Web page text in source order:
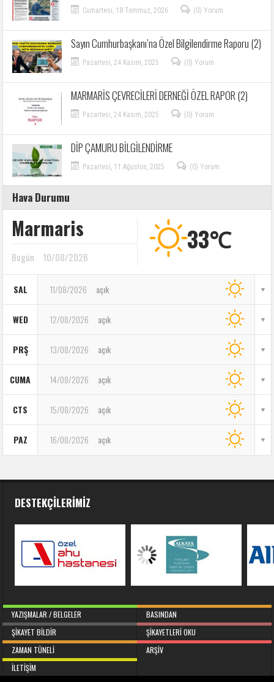
Cumartesi, 18 Temmuz, 2026 (0) Yorum
Sayın Cumhurbaşkanı’na Özel Bilgilendirme Raporu (2)
Pazartesi, 24 Kasım, 2025 (0) Yorum
MARMARİS ÇEVRECİLERİ DERNEĞİ ÖZEL RAPOR (2)
Pazartesi, 24 Kasım, 2025 (0) Yorum
DİP ÇAMURU BİLGİLENDİRME
Pazartesi, 11 Ağustos, 2025 (0) Yorum
Hava Durumu
Marmaris
Bugün 10/08/2026
33℃
SAL 11/08/2026 açık
WED 12/08/2026 açık
PRŞ 13/08/2026 açık
CUMA 14/08/2026 açık
CTS 15/08/2026 açık
PAZ 16/08/2026 açık
DESTEKÇILERIMIZ
YAZIŞMALAR / BELGELER
BASINDAN
ŞIKAYET BILDIR
ŞIKAYETLERI OKU
ZAMAN TÜNELI
ARŞIV
İLETIŞIM